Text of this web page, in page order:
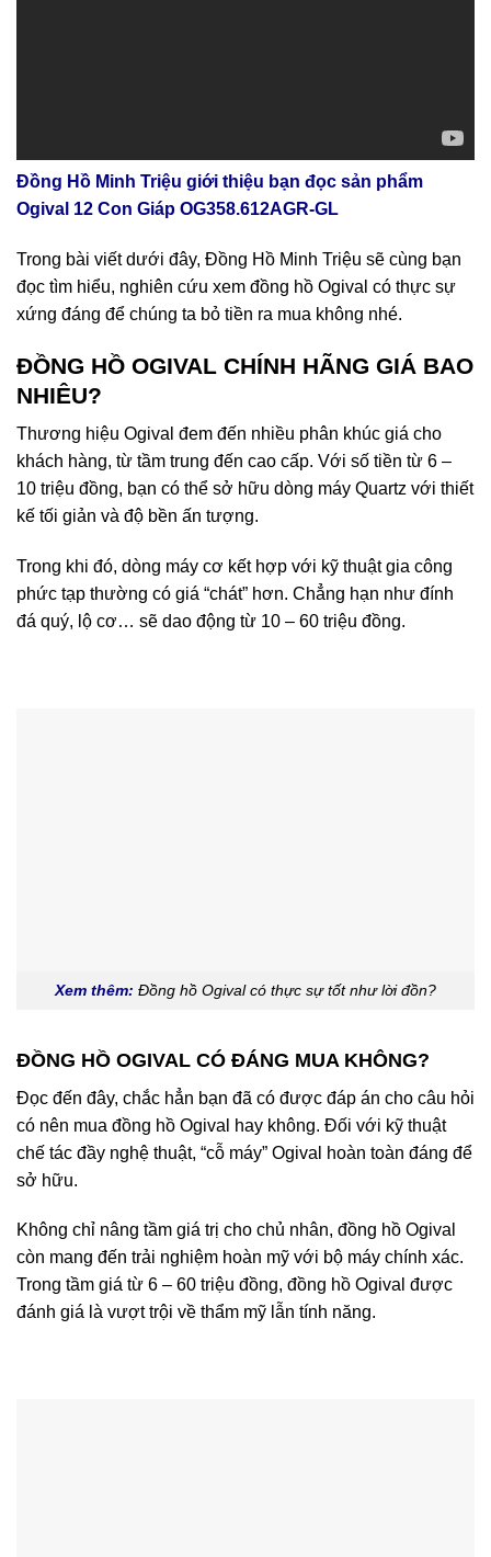
Đồng Hồ Minh Triệu giới thiệu bạn đọc sản phẩm
Ogival 12 Con Giáp OG358.612AGR-GL
Trong bài viết dưới đây, Đồng Hồ Minh Triệu sẽ cùng bạn
đọc tìm hiểu, nghiên cứu xem đồng hồ Ogival có thực sự
xứng đáng để chúng ta bỏ tiền ra mua không nhé.
ĐỒNG HỒ OGIVAL CHÍNH HÃNG GIÁ BAO
NHIÊU?
Thương hiệu Ogival đem đến nhiều phân khúc giá cho
khách hàng, từ tầm trung đến cao cấp. Với số tiền từ 6 –
10 triệu đồng, bạn có thể sở hữu dòng máy Quartz với thiết
kế tối giản và độ bền ấn tượng.
Trong khi đó, dòng máy cơ kết hợp với kỹ thuật gia công
phức tạp thường có giá “chát” hơn. Chẳng hạn như đính
đá quý, lộ cơ… sẽ dao động từ 10 – 60 triệu đồng.
Xem thêm: Đồng hồ Ogival có thực sự tốt như lời đồn?
ĐỒNG HỒ OGIVAL CÓ ĐÁNG MUA KHÔNG?
Đọc đến đây, chắc hẳn bạn đã có được đáp án cho câu hỏi
có nên mua đồng hồ Ogival hay không. Đối với kỹ thuật
chế tác đầy nghệ thuật, “cỗ máy” Ogival hoàn toàn đáng để
sở hữu.
Không chỉ nâng tầm giá trị cho chủ nhân, đồng hồ Ogival
còn mang đến trải nghiệm hoàn mỹ với bộ máy chính xác.
Trong tầm giá từ 6 – 60 triệu đồng, đồng hồ Ogival được
đánh giá là vượt trội về thẩm mỹ lẫn tính năng.